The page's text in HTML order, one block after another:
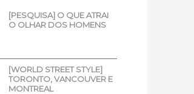
[PESQUISA] O QUE ATRAI
O OLHAR DOS HOMENS
[WORLD STREET STYLE]
TORONTO, VANCOUVER E
MONTREAL